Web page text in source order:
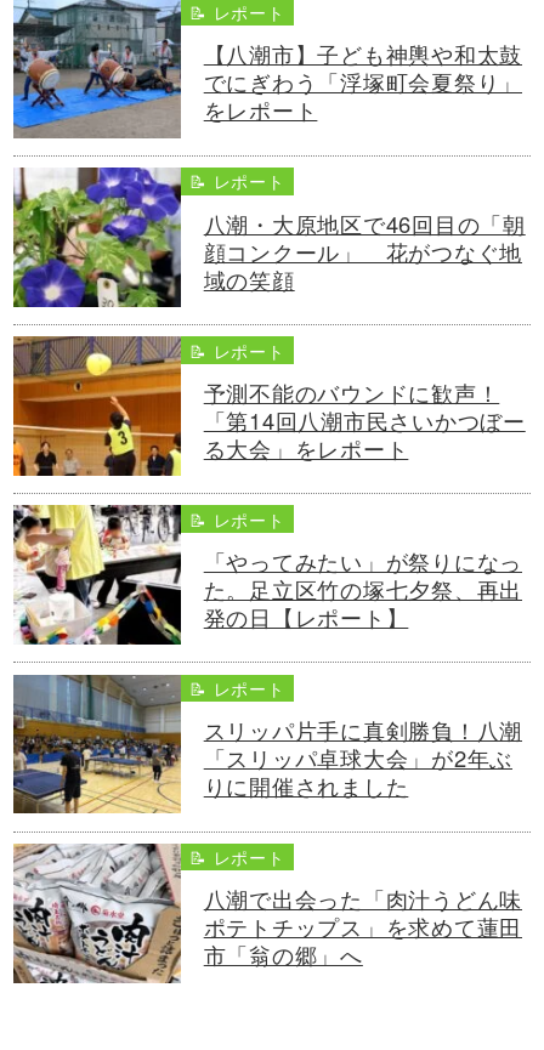
📝 レポート
【八潮市】子ども神輿や和太鼓
でにぎわう「浮塚町会夏祭り」
をレポート
📝 レポート
八潮・大原地区で46回目の「朝
顔コンクール」 花がつなぐ地
域の笑顔
📝 レポート
予測不能のバウンドに歓声！
「第14回八潮市民さいかつぼー
る大会」をレポート
📝 レポート
「やってみたい」が祭りになっ
た。足立区竹の塚七夕祭、再出
発の日【レポート】
📝 レポート
スリッパ片手に真剣勝負！八潮
「スリッパ卓球大会」が2年ぶ
りに開催されました
📝 レポート
八潮で出会った「肉汁うどん味
ポテトチップス」を求めて蓮田
市「翁の郷」へ